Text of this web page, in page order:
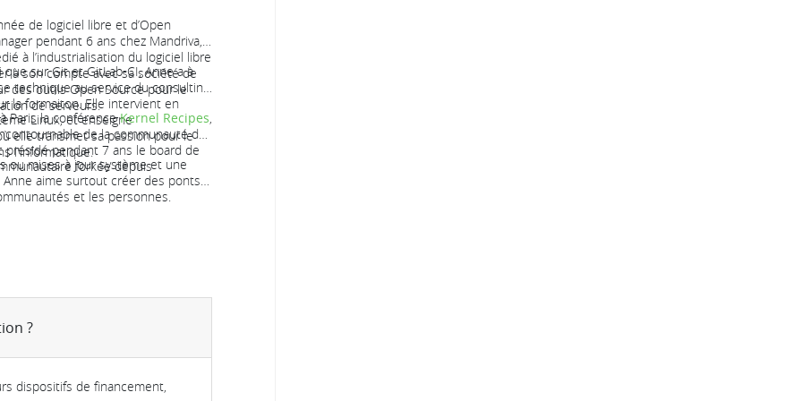
de logiciel libre et d’Open
pendant 6 ans chez Mandriva,
à l’industrialisation du logiciel libre
à son compte avec sa société de
des outils Open Source pour le
de serveurs.
que sur Git et GitLab-CI, Anne a à
technique au service du consulting
la formaiton. Elle intervient en
Linux, et enseigne
elle transmet sa passion pour le
l'informatique.
Paris la conférenceKernel Recipes,
de la communauté du
présidé pendant 7 ans le board de
forkée depuis
ou mises à jour système et une
aime surtout créer des ponts
et les personnes.
?
dispositifs de financement,